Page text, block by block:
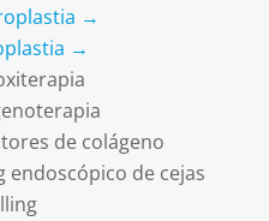
→
→
de colágeno
endoscópico de cejas